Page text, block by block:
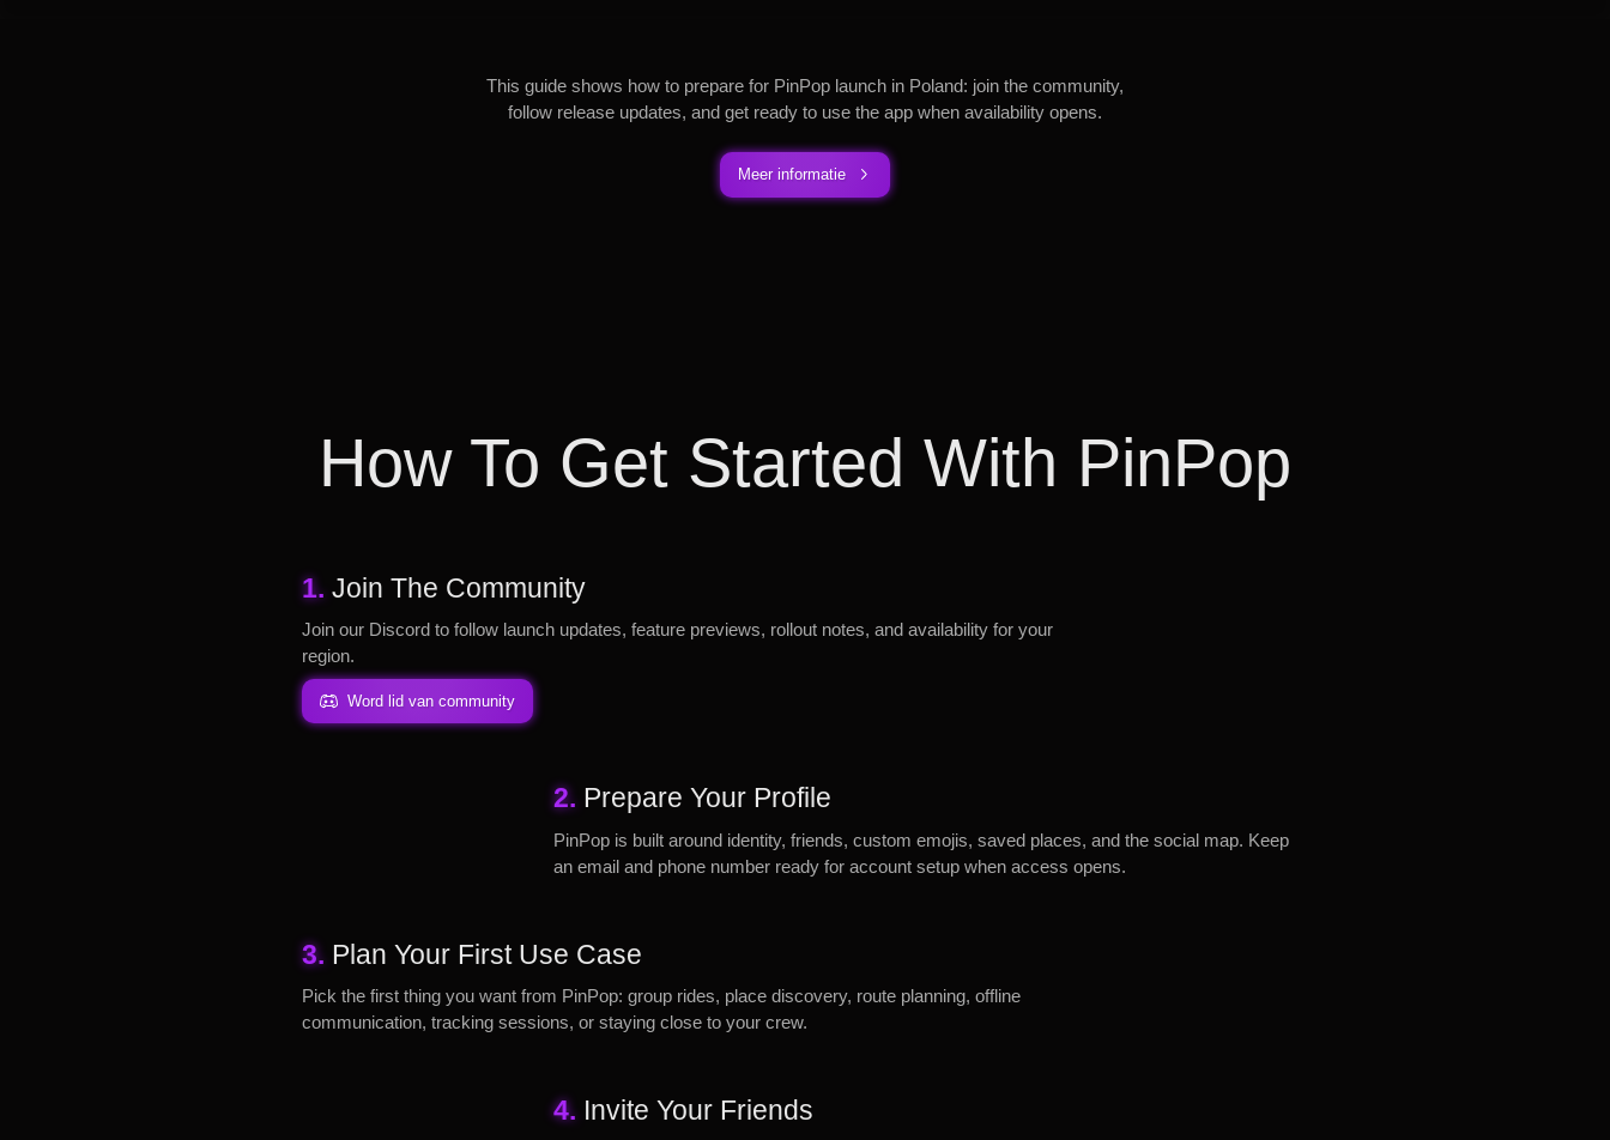
This guide shows how to prepare for PinPop launch in Poland: join the community,
follow release updates, and get ready to use the app when availability opens.
Meer informatie
How To Get Started With PinPop
1. Join The Community
Join our Discord to follow launch updates, feature previews, rollout notes, and availability for your
region.
Word lid van community
2. Prepare Your Profile
PinPop is built around identity, friends, custom emojis, saved places, and the social map. Keep
an email and phone number ready for account setup when access opens.
3. Plan Your First Use Case
Pick the first thing you want from PinPop: group rides, place discovery, route planning, offline
communication, tracking sessions, or staying close to your crew.
4. Invite Your Friends